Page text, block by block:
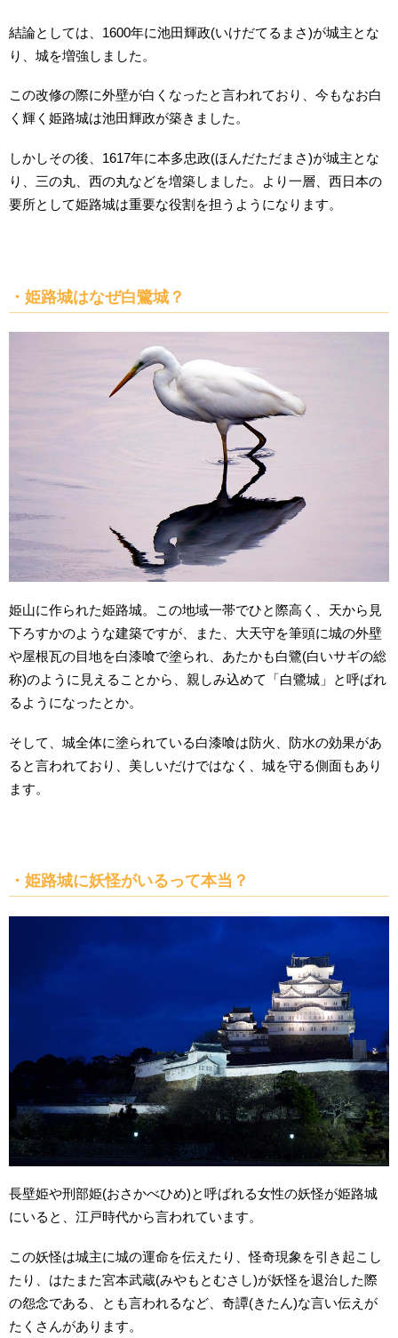
結論としては、1600年に池田輝政(いけだてるまさ)が城主とな
り、城を増強しました。
この改修の際に外壁が白くなったと言われており、今もなお白
く輝く姫路城は池田輝政が築きました。
しかしその後、1617年に本多忠政(ほんだただまさ)が城主とな
り、三の丸、西の丸などを増築しました。より一層、西日本の
要所として姫路城は重要な役割を担うようになります。
・姫路城はなぜ白鷺城？
姫山に作られた姫路城。この地域一帯でひと際高く、天から見
下ろすかのような建築ですが、また、大天守を筆頭に城の外壁
や屋根瓦の目地を白漆喰で塗られ、あたかも白鷺(白いサギの総
称)のように見えることから、親しみ込めて「白鷺城」と呼ばれ
るようになったとか。
そして、城全体に塗られている白漆喰は防火、防水の効果があ
ると言われており、美しいだけではなく、城を守る側面もあり
ます。
・姫路城に妖怪がいるって本当？
長壁姫や刑部姫(おさかべひめ)と呼ばれる女性の妖怪が姫路城
にいると、江戸時代から言われています。
この妖怪は城主に城の運命を伝えたり、怪奇現象を引き起こし
たり、はたまた宮本武蔵(みやもとむさし)が妖怪を退治した際
の怨念である、とも言われるなど、奇譚(きたん)な言い伝えが
たくさんがあります。